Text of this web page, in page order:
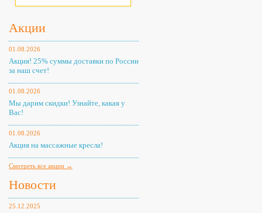
Акции
01.08.2026
Акция! 25% суммы доставки по России
за наш счет!
01.08.2026
Мы дарим скидки! Узнайте, какая у
Вас!
01.08.2026
Акция на массажные кресла!
Смотреть все акции →
Новости
25.12.2025